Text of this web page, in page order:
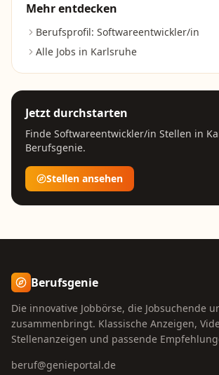
Mehr entdecken
Berufsprofil: Softwareentwickler/in
Alle Jobs in Karlsruhe
Jetzt durchstarten
Finde Softwareentwickler/in Stellen in
Berufsgenie.
Stellen ansehen
Berufsgenie
Die innovative Jobbörse, die Jobsuchende
zusammenbringt. Klassische Anzeigen,
Stellenanzeigen und passende
beruf@genieportal.de